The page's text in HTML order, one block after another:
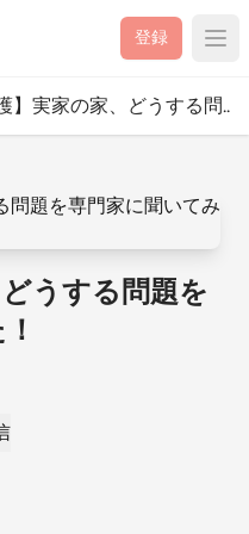
登録
】実家の家、どうする問..
どうする問題を